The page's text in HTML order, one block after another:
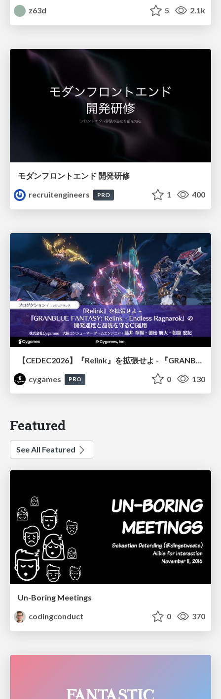
z63d 5 2.1k
モダンフロントエンド 開発研修
recruitengineers
PRO 1 400
cygames
PRO 0 130
Featured
See All Featured
Un-Boring Meetings
codingconduct
0 370